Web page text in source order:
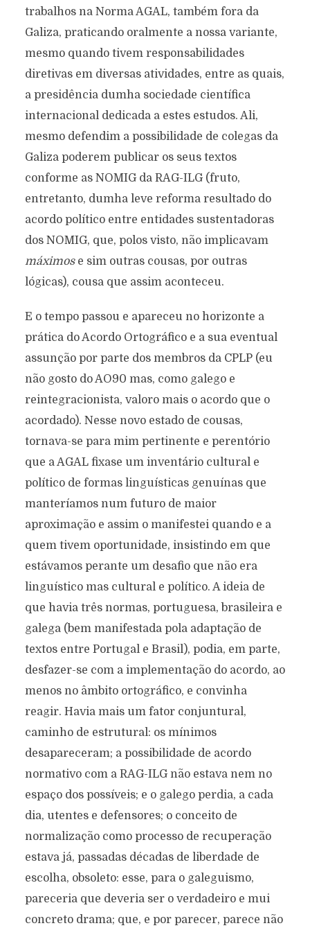
trabalhos na Norma AGAL, também fora da
Galiza, praticando oralmente a nossa variante,
mesmo quando tivem responsabilidades
diretivas em diversas atividades, entre as quais,
a presidência dumha sociedade científica
internacional dedicada a estes estudos. Ali,
mesmo defendim a possibilidade de colegas da
Galiza poderem publicar os seus textos
conforme as NOMIG da RAG-ILG (fruto,
entretanto, dumha leve reforma resultado do
acordo político entre entidades sustentadoras
dos NOMIG, que, polos visto, não implicavam
máximose sim outras cousas, por outras
lógicas), cousa que assim aconteceu.
E o tempo passou e apareceu no horizonte a
prática do Acordo Ortográfico e a sua eventual
assunção por parte dos membros da CPLP (eu
não gosto do AO90 mas, como galego e
reintegracionista, valoro mais o acordo que o
acordado). Nesse novo estado de cousas,
tornava-se para mim pertinente e perentório
que a AGAL fixase um inventário cultural e
político de formas linguísticas genuínas que
manteríamos num futuro de maior
aproximação e assim o manifestei quando e a
quem tivem oportunidade, insistindo em que
estávamos perante um desafio que não era
linguístico mas cultural e político. A ideia de
que havia três normas, portuguesa, brasileira e
galega (bem manifestada pola adaptação de
textos entre Portugal e Brasil), podia, em parte,
desfazer-se com a implementação do acordo, ao
menos no âmbito ortográfico, e convinha
reagir. Havia mais um fator conjuntural,
caminho de estrutural: os mínimos
desapareceram; a possibilidade de acordo
normativo com a RAG-ILG não estava nem no
espaço dos possíveis; e o galego perdia, a cada
dia, utentes e defensores; o conceito de
normalização como processo de recuperação
estava já, passadas décadas de liberdade de
escolha, obsoleto: esse, para o galeguismo,
pareceria que deveria ser o verdadeiro e mui
concreto drama; que, e por parecer, parece não